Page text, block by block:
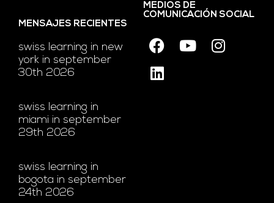
MENSAJES RECIENTES
swiss learning in new
york in september
30th 2026
swiss learning in
miami in september
29th 2026
swiss learning in
bogota in september
24th 2026
MEDIOS DE
COMUNICACIÓN SOCIAL